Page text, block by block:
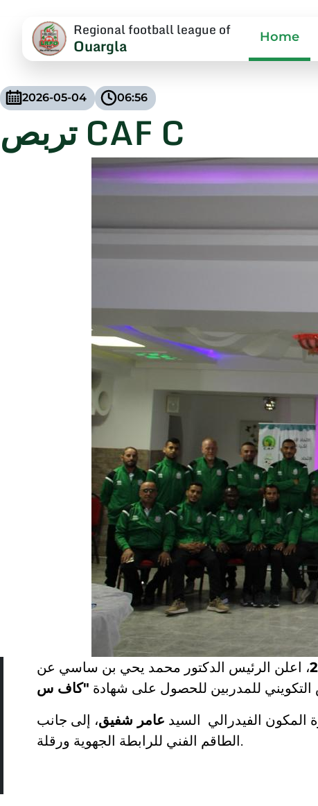
Regional football league of
Ouargla Home
2026-05-04 06:56
تربص CAF C
، اعلن الرئيس الدكتور محمد يحي بن ساسي عن
التكويني للمدربين للحصول على شهادة
المكون الفيدرالي السيد عامر شفيق، إلى جانب
الطاقم الفني للرابطة الجهوية ورقلة.